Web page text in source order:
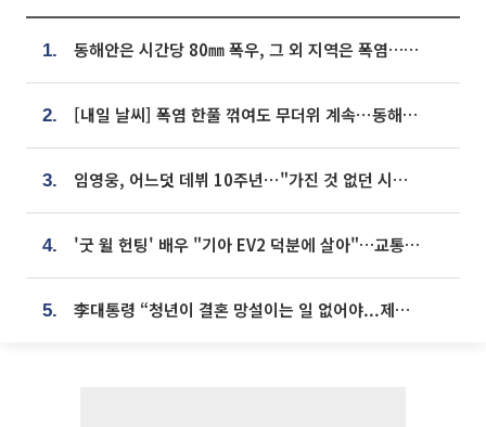
1. 동해안은 시간당 80㎜ 폭우, 그 외 지역은 폭염…‘극과 극 날씨’
2. [내일 날씨] 폭염 한풀 꺾여도 무더위 계속⋯동해안 이틀 연속 비
3. 임영웅, 어느덧 데뷔 10주년⋯"가진 것 없던 시절, 내 앞엔 20명의 팬뿐"
4. '굿 윌 헌팅' 배우 "기아 EV2 덕분에 살아"…교통사고 후 안전성 극찬
5. 李대통령 “청년이 결혼 망설이는 일 없어야...제도상 불이익 조사”